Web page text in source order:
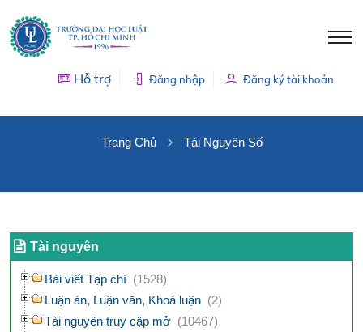
Hỗ trợ Đăng nhập Đăng ký tài khoản
Trang Chủ Tài Nguyên Số
Tài nguyên
Bài viết Tạp chí (1528)
Luận án, Luận văn, Khoá luận (2)
Tài nguyên truy cập mở (10467)